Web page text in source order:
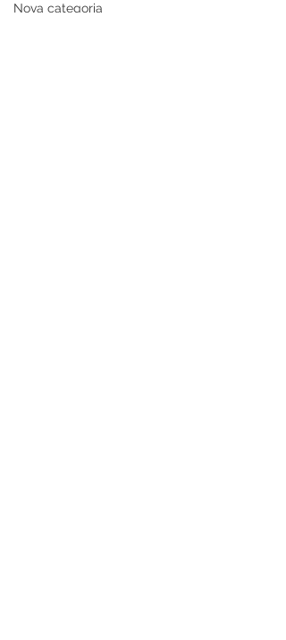
Nova categoria